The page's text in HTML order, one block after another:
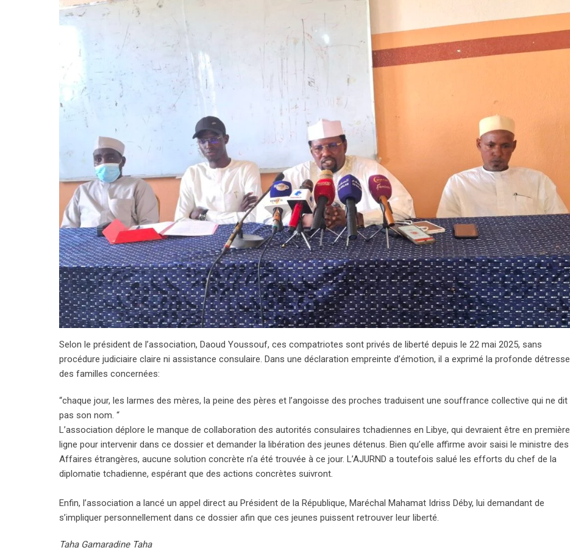
Selon le président de l’association, Daoud Youssouf, ces compatriotes sont privés de liberté depuis le 22 mai 2025, sans
procédure judiciaire claire ni assistance consulaire. Dans une déclaration empreinte d’émotion, il a exprimé la profonde détresse
des familles concernées:
“chaque jour, les larmes des mères, la peine des pères et l’angoisse des proches traduisent une souffrance collective qui ne dit
pas son nom. “
L’association déplore le manque de collaboration des autorités consulaires tchadiennes en Libye, qui devraient être en première
ligne pour intervenir dans ce dossier et demander la libération des jeunes détenus. Bien qu’elle affirme avoir saisi le ministre des
Affaires étrangères, aucune solution concrète n’a été trouvée à ce jour. L’AJURND a toutefois salué les efforts du chef de la
diplomatie tchadienne, espérant que des actions concrètes suivront.
Enfin, l’association a lancé un appel direct au Président de la République, Maréchal Mahamat Idriss Déby, lui demandant de
s’impliquer personnellement dans ce dossier afin que ces jeunes puissent retrouver leur liberté.
Taha Gamaradine Taha